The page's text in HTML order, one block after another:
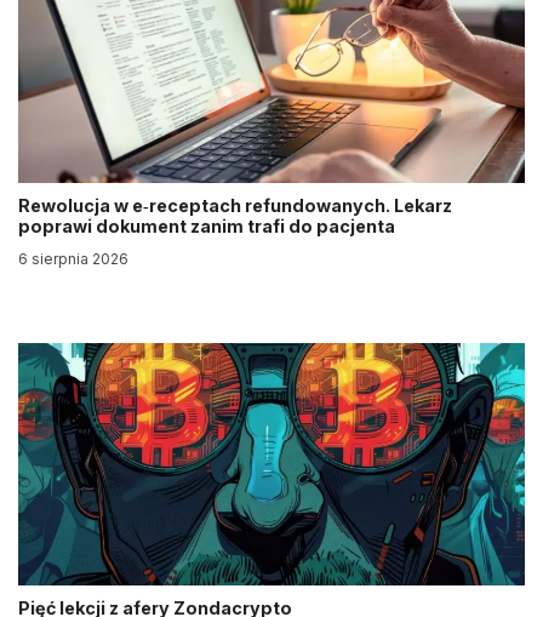
Rewolucja w e‑receptach refundowanych. Lekarz
poprawi dokument zanim trafi do pacjenta
6 sierpnia 2026
Pięć lekcji z afery Zondacrypto